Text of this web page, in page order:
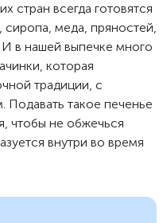
стран всегда готовятся
меда, пряностей,
в нашей выпечке много
которая
традиции, с
Подавать такое печенье
чтобы не обжечься
внутри во время